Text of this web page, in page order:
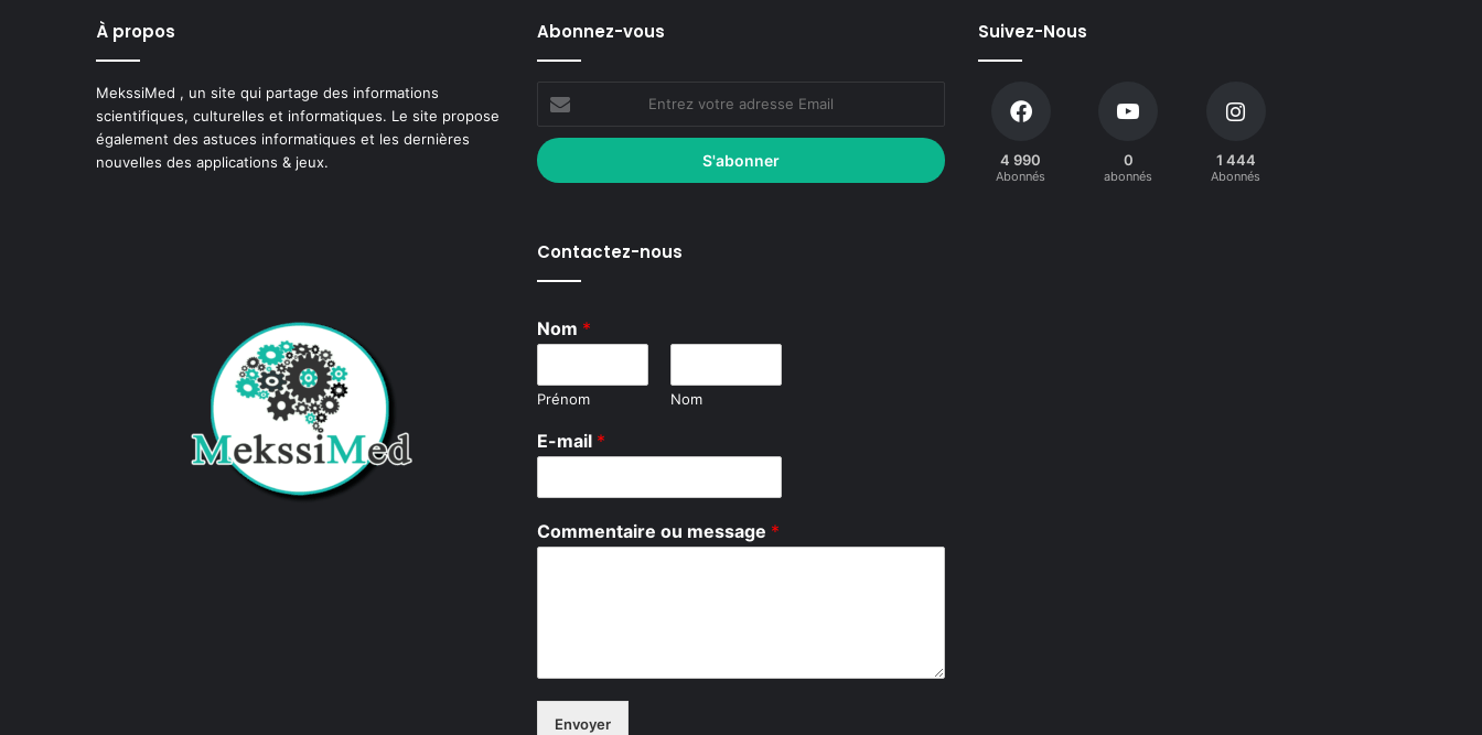
À propos
MekssiMed , un site qui partage des informations
scientifiques, culturelles et informatiques. Le site propose
également des astuces informatiques et les dernières
nouvelles des applications & jeux.
Abonnez-vous Suivez-Nous
4 990
Abonnés
0
abonnés
1 444
Abonnés
Contactez-nous
Nom *
Prénom Nom
N
o
o
W
e
E-mail *
Commentaire ou message *
Envoyer